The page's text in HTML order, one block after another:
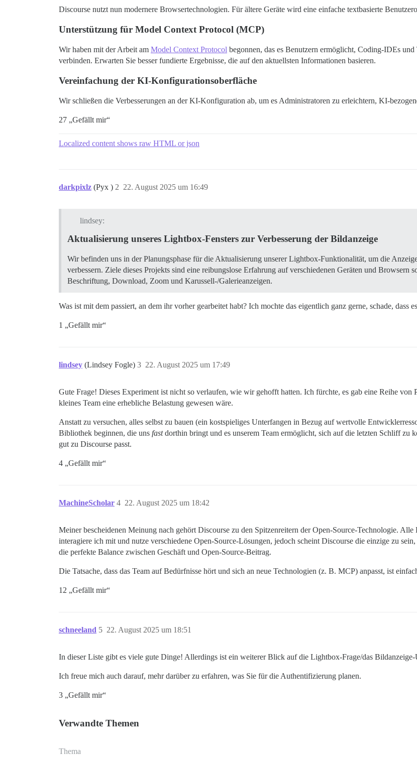
Discourse nutzt nun modernere Browsertechnologien. Für ältere Geräte wird eine einfache textbasierte
Unterstützung für Model Context Protocol (MCP)
Wir haben mit der Arbeit am Model Context Protocol begonnen, das es Benutzern ermöglicht, Coding-IDEs
verbinden. Erwarten Sie besser fundierte Ergebnisse, die auf den aktuellsten Informationen basieren.
Vereinfachung der KI-Konfigurationsoberfläche
Wir schließen die Verbesserungen an der KI-Konfiguration ab, um es Administratoren zu erleichtern, KI-
27 „Gefällt mir“
Localized content shows raw HTML or json
darkpixlz (Pyx ) 22. August 2025 um 16:49
2
lindsey:
Aktualisierung unseres Lightbox-Fensters zur Verbesserung der Bildanzeige
Wir befinden uns in der Planungsphase für die Aktualisierung unserer Lightbox-Funktionalität, um die
verbessern. Ziele dieses Projekts sind eine reibungslose Erfahrung auf verschiedenen Geräten und
Beschriftung, Download, Zoom und Karussell-/Galerieanzeigen.
Was ist mit dem passiert, an dem ihr vorher gearbeitet habt? Ich mochte das eigentlich ganz gerne, schade, dass
1 „Gefällt mir“
lindsey (Lindsey Fogle) 22. August 2025 um 17:49
3
Gute Frage! Dieses Experiment ist nicht so verlaufen, wie wir gehofft hatten. Ich fürchte, es gab eine Reihe
kleines Team eine erhebliche Belastung gewesen wäre.
Anstatt zu versuchen, alles selbst zu bauen (ein kostspieliges Unterfangen in Bezug auf wertvolle
Bibliothek beginnen, die uns fastdorthin bringt und es unserem Team ermöglicht, sich auf die letzten Schliff zu
gut zu Discourse passt.
4 „Gefällt mir“
MachineScholar 22. August 2025 um 18:42
4
Meiner bescheidenen Meinung nach gehört Discourse zu den Spitzenreitern der Open-Source-Technologie.
interagiere ich mit und nutze verschiedene Open-Source-Lösungen, jedoch scheint Discourse die einzige zu
die perfekte Balance zwischen Geschäft und Open-Source-Beitrag.
Die Tatsache, dass das Team auf Bedürfnisse hört und sich an neue Technologien (z. B. MCP) anpasst, ist
12 „Gefällt mir“
schneeland 22. August 2025 um 18:51
5
In dieser Liste gibt es viele gute Dinge! Allerdings ist ein weiterer Blick auf die Lightbox-Frage/das
Ich freue mich auch darauf, mehr darüber zu erfahren, was Sie für die Authentifizierung planen.
3 „Gefällt mir“
Verwandte Themen
Thema